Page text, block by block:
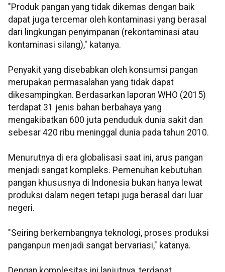
"Produk pangan yang tidak dikemas dengan baik
dapat juga tercemar oleh kontaminasi yang berasal
dari lingkungan penyimpanan (rekontaminasi atau
kontaminasi silang)," katanya.
Penyakit yang disebabkan oleh konsumsi pangan
merupakan permasalahan yang tidak dapat
dikesampingkan. Berdasarkan laporan WHO (2015)
terdapat 31 jenis bahan berbahaya yang
mengakibatkan 600 juta penduduk dunia sakit dan
sebesar 420 ribu meninggal dunia pada tahun 2010.
Menurutnya di era globalisasi saat ini, arus pangan
menjadi sangat kompleks. Pemenuhan kebutuhan
pangan khususnya di Indonesia bukan hanya lewat
produksi dalam negeri tetapi juga berasal dari luar
negeri.
"Seiring berkembangnya teknologi, proses produksi
panganpun menjadi sangat bervariasi," katanya.